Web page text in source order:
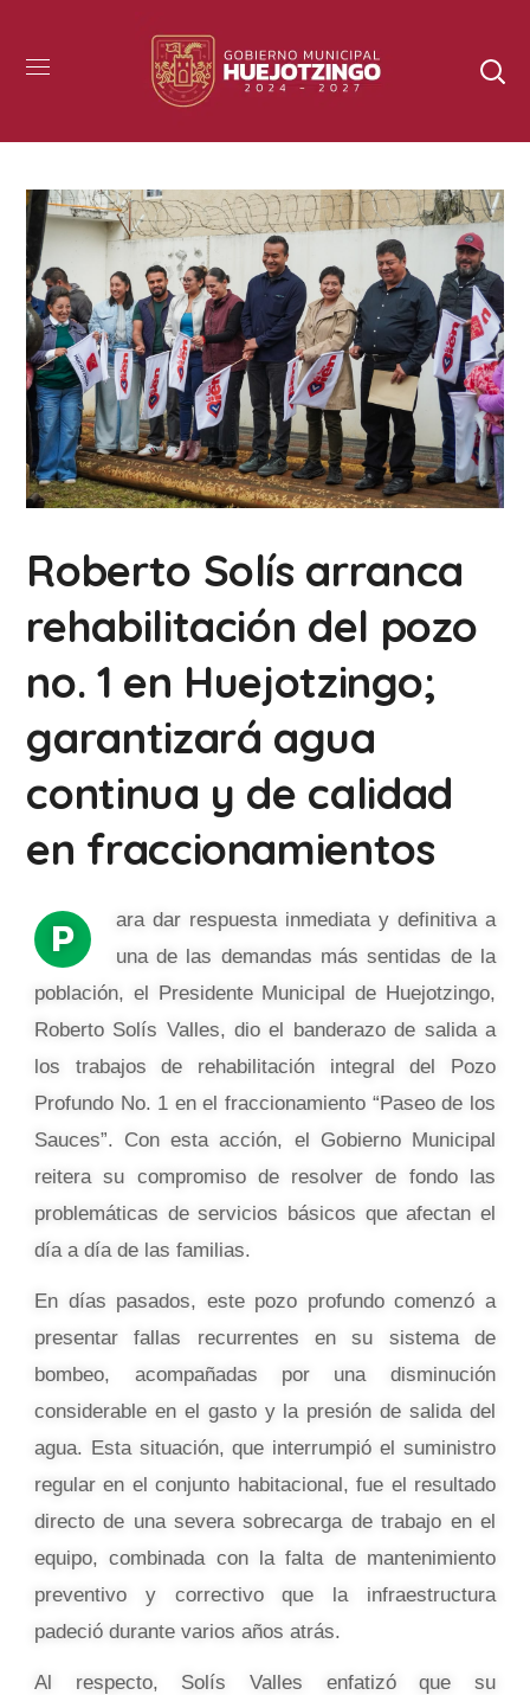
Roberto Solís arranca
rehabilitación del pozo
no. 1 en Huejotzingo;
garantizará agua
continua y de calidad
en fraccionamientos
P
ara dar respuesta inmediata y definitiva a
una de las demandas más sentidas de la
población, el Presidente Municipal de Huejotzingo,
Roberto Solís Valles, dio el banderazo de salida a
los trabajos de rehabilitación integral del Pozo
Profundo No. 1 en el fraccionamiento “Paseo de los
Sauces”. Con esta acción, el Gobierno Municipal
reitera su compromiso de resolver de fondo las
problemáticas de servicios básicos que afectan el
día a día de las familias.
En días pasados, este pozo profundo comenzó a
presentar fallas recurrentes en su sistema de
bombeo, acompañadas por una disminución
considerable en el gasto y la presión de salida del
agua. Esta situación, que interrumpió el suministro
regular en el conjunto habitacional, fue el resultado
directo de una severa sobrecarga de trabajo en el
equipo, combinada con la falta de mantenimiento
preventivo y correctivo que la infraestructura
padeció durante varios años atrás.
Al respecto, Solís Valles enfatizó que su